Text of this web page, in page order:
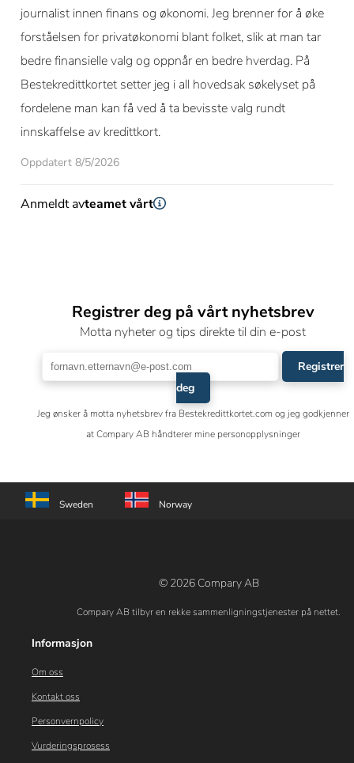
journalist innen finans og økonomi. Jeg brenner for å øke
forståelsen for privatøkonomi blant folket, slik at man tar
bedre finansielle valg og oppnår en bedre hverdag. På
Bestekredittkortet setter jeg i all hovedsak søkelyset på
fordelene man kan få ved å ta bevisste valg rundt
innskaffelse av kredittkort.
Oppdatert 8/5/2026
Anmeldt avteamet vårt
Registrer deg på vårt nyhetsbrev
Motta nyheter og tips direkte til din e-post
Registrer
deg
Jeg ønsker å motta nyhetsbrev fra Bestekredittkortet.com og jeg godkjenner
at Compary AB håndterer mine personopplysninger
Sweden Norway
© 2026 Compary AB
Compary AB tilbyr en rekke sammenligningstjenester på nettet.
Informasjon
Om oss
Kontakt oss
Personvernpolicy
Vurderingsprosess